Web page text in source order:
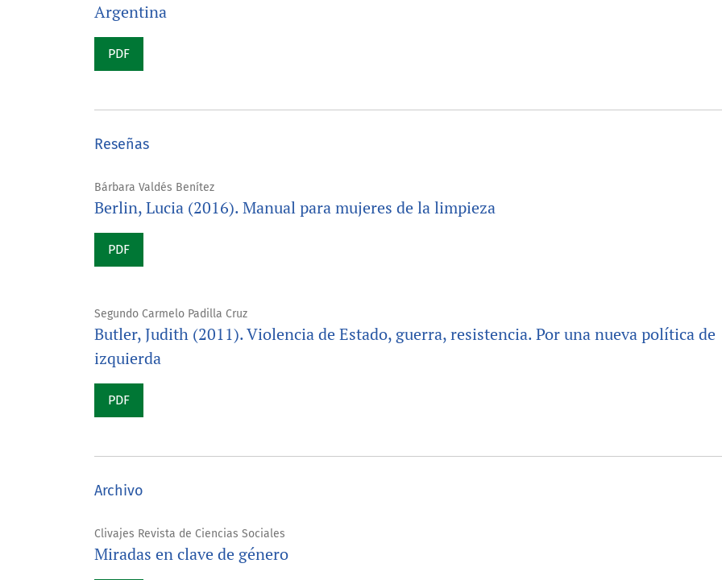
Argentina
PDF
Reseñas
Bárbara Valdés Benítez
Berlin, Lucia (2016). Manual para mujeres de la limpieza
PDF
Segundo Carmelo Padilla Cruz
Butler, Judith (2011). Violencia de Estado, guerra, resistencia. Por una nueva política de
izquierda
PDF
Archivo
Clivajes Revista de Ciencias Sociales
Miradas en clave de género